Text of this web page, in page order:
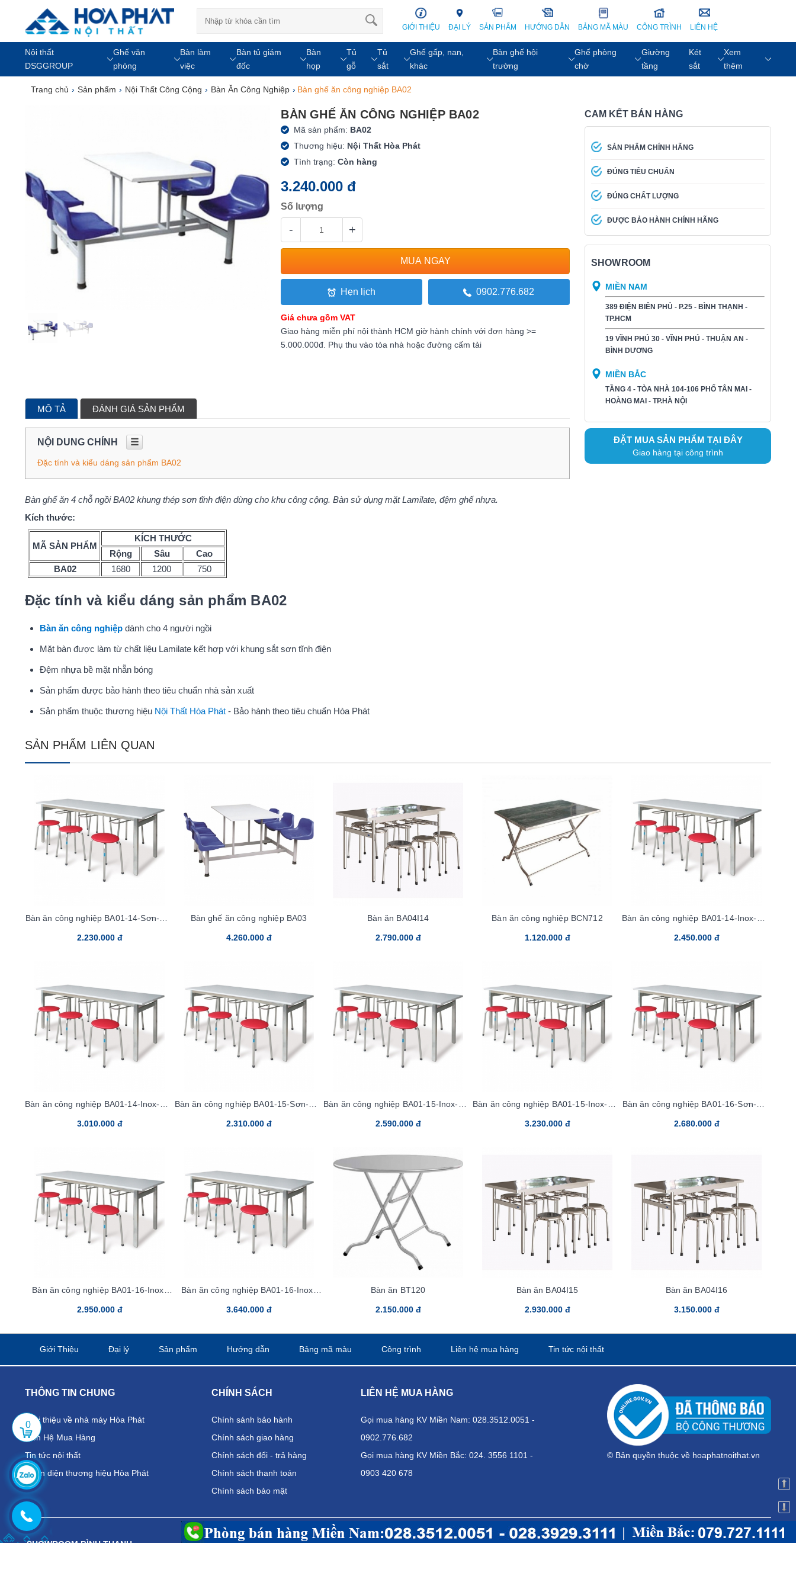
GIỚI THIỆU ĐẠI LÝ SẢN PHẨM HƯỚNG DẪN BẢNG MÃ MÀU CÔNG TRÌNH LIÊN HỆ
Nội thất
DSGGROUP
Ghế văn
phòng
Bàn làm
việc
Bàn tủ giám
đốc
Bàn
họp
Tủ
gỗ
Tủ
sắt
Ghế gấp, nan,
khác
Bàn ghế hội
trường
Ghế phòng
chờ
Giường
tầng
Két
sắt
Xem
thêm
Trang chủ › Sản phẩm › Nội Thất Công Cộng › Bàn Ăn Công Nghiệp › Bàn ghế ăn công nghiệp BA02
BÀN GHẾ ĂN CÔNG NGHIỆP BA02
Mã sản phẩm: BA02
Thương hiệu: Nội Thất Hòa Phát
Tình trạng:Còn hàng
3.240.000 đ
Số lượng
- +
Hẹn lịch 0902.776.682
Giá chưa gồm VAT
Giao hàng miễn phí nội thành HCM giờ hành chính với đơn hàng >=
5.000.000đ. Phụ thu vào tòa nhà hoặc đường cấm tải
MÔ TẢ ĐÁNH GIÁ SẢN PHẨM
NỘI DUNG CHÍNH ☰
Đặc tính và kiểu dáng sản phẩm BA02
Bàn ghế ăn 4 chỗ ngồi BA02 khung thép sơn tĩnh điện dùng cho khu công cộng. Bàn sử dụng mặt Lamilate, đệm ghế nhựa.
Kích thước:
MÃ SẢN PHẨM
KÍCH THƯỚC
Rộng
Sâu
Cao
BA02
1680 1200 750
Đặc tính và kiểu dáng sản phẩm BA02
Bàn ăn công nghiệp dành cho 4 người ngồi
Mặt bàn được làm từ chất liệu Lamilate kết hợp với khung sắt sơn tĩnh điện
Đệm nhựa bề mặt nhẵn bóng
Sản phẩm được bảo hành theo tiêu chuẩn nhà sản xuất
Sản phẩm thuộc thương hiệu Nội Thất Hòa Phát - Bảo hành theo tiêu chuẩn Hòa Phát
CAM KẾT BÁN HÀNG
SẢN PHẨM CHÍNH HÃNG
ĐÚNG TIÊU CHUẨN
ĐÚNG CHẤT LƯỢNG
ĐƯỢC BẢO HÀNH CHÍNH HÃNG
SHOWROOM
MIỀN NAM
389 ĐIỆN BIÊN PHỦ - P.25 - BÌNH THẠNH -
TP.HCM
19 VĨNH PHÚ 30 - VĨNH PHÚ - THUẬN AN -
BÌNH DƯƠNG​
MIỀN BẮC
TẦNG 4 - TÒA NHÀ 104-106 PHỐ TÂN MAI -
HOÀNG MAI - TP.HÀ NỘI
ĐẶT MUA SẢN PHẨM TẠI ĐÂY
Giao hàng tại công trình
SẢN PHẨM LIÊN QUAN
Bàn ăn công nghiệp BA01-14-Sơn-Mặt
2.230.000 đ
Bàn ghế ăn công nghiệp BA03
4.260.000 đ
Bàn ăn BA04I14
2.790.000 đ
Bàn ăn công nghiệp BCN712
1.120.000 đ
Bàn ăn công nghiệp BA01-14-Inox-Mặt
2.450.000 đ
Bàn ăn công nghiệp BA01-14-Inox-Mặt
3.010.000 đ
Bàn ăn công nghiệp BA01-15-Sơn-Mặt
2.310.000 đ
Bàn ăn công nghiệp BA01-15-Inox-Mặt
2.590.000 đ
Bàn ăn công nghiệp BA01-15-Inox-Mặt
3.230.000 đ
Bàn ăn công nghiệp BA01-16-Sơn-Mặt
2.680.000 đ
Bàn ăn công nghiệp BA01-16-Inox-
2.950.000 đ
Bàn ăn công nghiệp BA01-16-Inox-
3.640.000 đ
Bàn ăn BT120
2.150.000 đ
Bàn ăn BA04I15
2.930.000 đ
Bàn ăn BA04I16
3.150.000 đ
Giới Thiệu Đại lý Sản phẩm Hướng dẫn Bảng mã màu Công trình Liên hệ mua hàng Tin tức nội thất
THÔNG TIN CHUNG
Giới thiệu về nhà máy Hòa Phát
Liên Hệ Mua Hàng
Tin tức nội thất
Nhận diện thương hiệu Hòa Phát
CHÍNH SÁCH
Chính sánh bảo hành
Chính sách giao hàng
Chính sách đổi - trả hàng
Chính sách thanh toán
Chính sách bảo mật
LIÊN HỆ MUA HÀNG
Gọi mua hàng KV Miền Nam: 028.3512.0051 -
0902.776.682
Gọi mua hàng KV Miền Bắc: 024. 3556 1101 -
0903 420 678
© Bản quyền thuộc về hoaphatnoithat.vn
SHOWROOM BÌNH THẠNH
CHI NHÁNH BÌNH DƯƠNG
CHI NHÁNH HÀ NỘI
0